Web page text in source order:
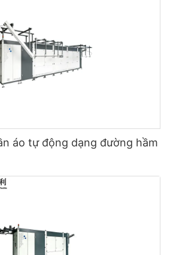
áo tự động dạng đường hầm